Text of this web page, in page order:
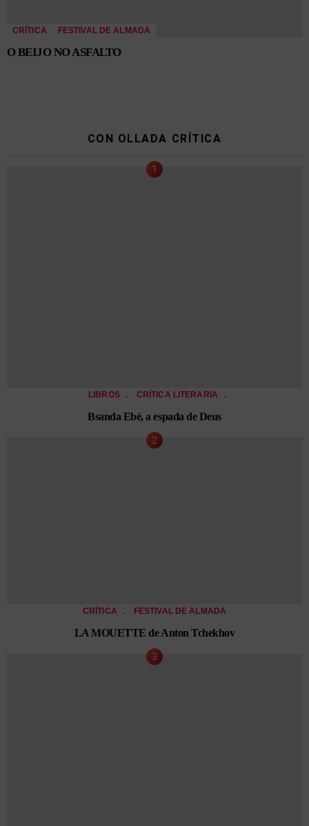
CRÍTICA FESTIVAL DE ALMADA
O BEIJO NO ASFALTO
CON OLLADA CRÍTICA
LIBROS , CRÍTICA LITERARIA ,
Bsanda Ebé, a espada de Deus
CRÍTICA , FESTIVAL DE ALMADA
LA MOUETTE de Anton Tchekhov